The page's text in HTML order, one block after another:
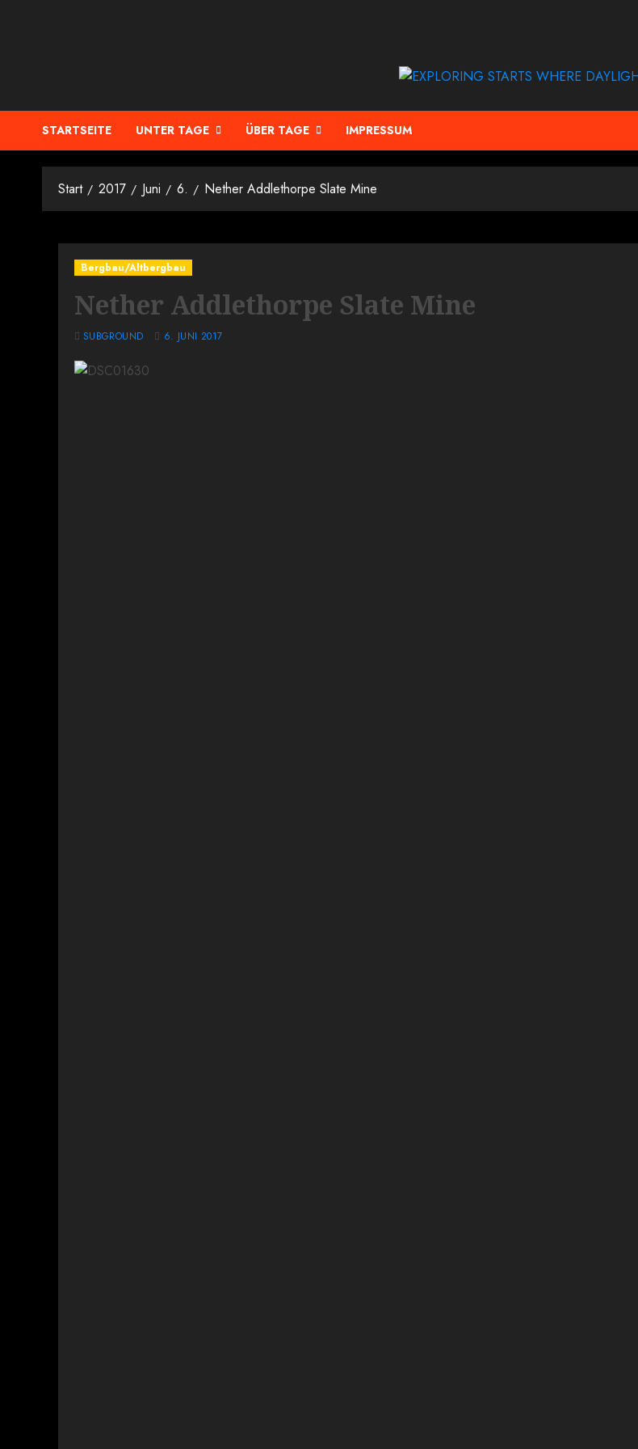
STARTSEITE UNTER TAGE ÜBER TAGE IMPRESSUM
Start 2017 Juni 6. Nether Addlethorpe Slate Mine
Bergbau/Altbergbau
Nether Addlethorpe Slate Mine
SUBGROUND 6. JUNI 2017